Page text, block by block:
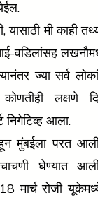
यासाठी मी काही
वडिलांसह
ज्या सर्व
कोणतीही लक्षणे
निगेटिव्ह आला.
मुंबईला परत
चाचणी घेण्यात
मार्च रोजी